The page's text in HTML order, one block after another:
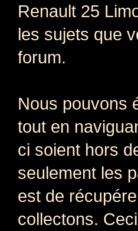
Renault 25
les sujets que
forum.
Nous pouvons
tout en
ci soient hors
seulement les
est de
collectons.